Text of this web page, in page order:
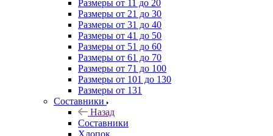
Размеры от 11 до 20
Размеры от 21 до 30
Размеры от 31 до 40
Размеры от 41 до 50
Размеры от 51 до 60
Размеры от 61 до 70
Размеры от 71 до 100
Размеры от 101 до 130
Размеры от 131
Составники
Назад
Составники
Хлопок